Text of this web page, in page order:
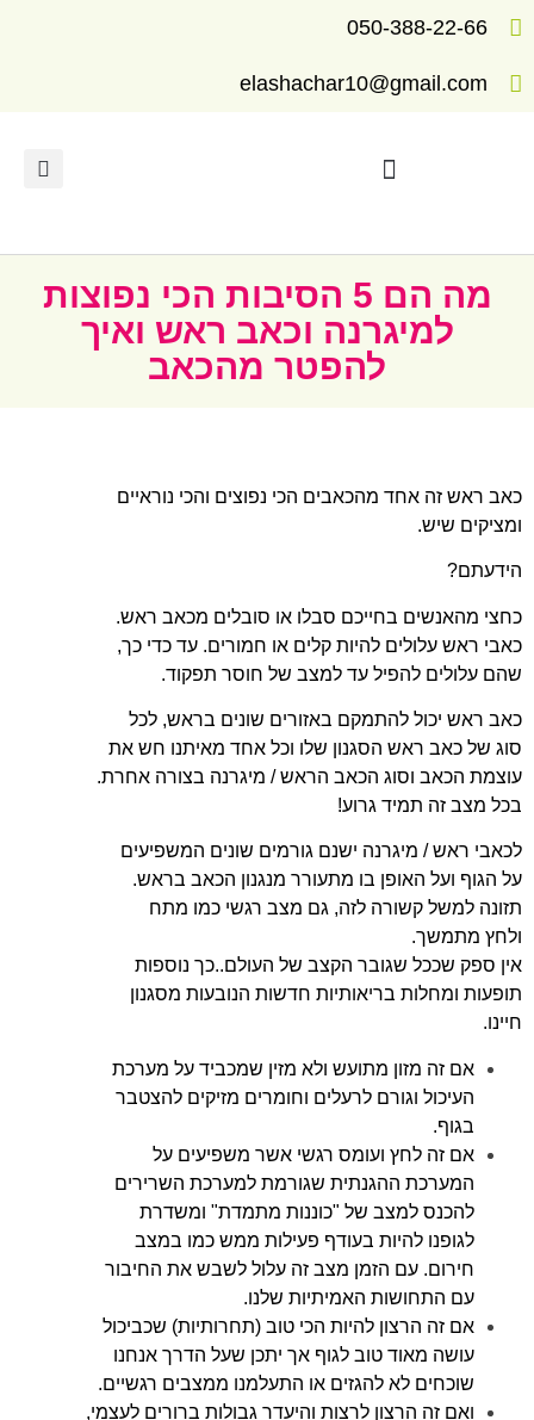
050-388-22-66
elashachar10@gmail.com
מה הם 5 הסיבות הכי נפוצות
למיגרנה וכאב ראש ואיך
להפטר מהכאב
כאב ראש זה אחד מהכאבים הכי נפוצים והכי נוראיים
ומציקים שיש.
הידעתם?
כחצי מהאנשים בחייכם סבלו או סובלים מכאב ראש.
כאבי ראש עלולים להיות קלים או חמורים. עד כדי כך,
שהם עלולים להפיל עד למצב של חוסר תפקוד.
כאב ראש יכול להתמקם באזורים שונים בראש, לכל
סוג של כאב ראש הסגנון שלו וכל אחד מאיתנו חש את
עוצמת הכאב וסוג הכאב הראש / מיגרנה בצורה אחרת.
בכל מצב זה תמיד גרוע!
לכאבי ראש / מיגרנה ישנם גורמים שונים המשפיעים
על הגוף ועל האופן בו מתעורר מנגנון הכאב בראש.
תזונה למשל קשורה לזה, גם מצב רגשי כמו מתח
ולחץ מתמשך.
אין ספק שככל שגובר הקצב של העולם..כך נוספות
תופעות ומחלות בריאותיות חדשות הנובעות מסגנון
חיינו.
אם זה מזון מתועש ולא מזין שמכביד על מערכת
העיכול וגורם לרעלים וחומרים מזיקים להצטבר
בגוף.
אם זה לחץ ועומס רגשי אשר משפיעים על
המערכת ההגנתית שגורמת למערכת השרירים
להכנס למצב של "כוננות מתמדת" ומשדרת
לגופנו להיות בעודף פעילות ממש כמו במצב
חירום. עם הזמן מצב זה עלול לשבש את החיבור
עם התחושות האמיתיות שלנו.
אם זה הרצון להיות הכי טוב (תחרותיות) שכביכול
עושה מאוד טוב לגוף אך יתכן שעל הדרך אנחנו
שוכחים לא להגזים או התעלמנו ממצבים רגשיים.
ואם זה הרצון לרצות והיעדר גבולות ברורים לעצמי,